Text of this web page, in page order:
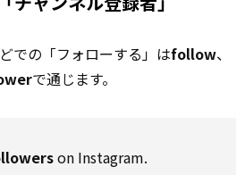
での「フォローする」はfollow、
で通じます。
on Instagram.